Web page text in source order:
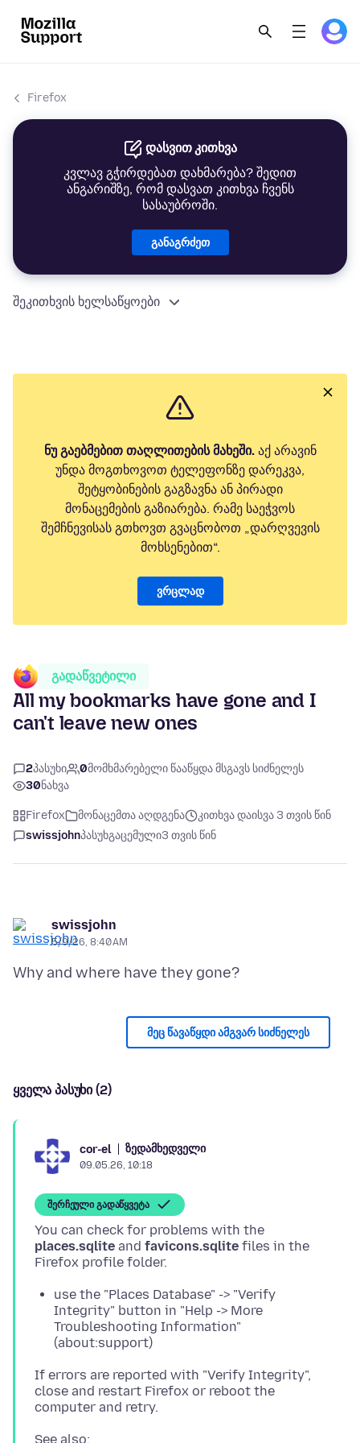
Firefox
დასვით კითხვა
კვლავ გჭირდებათ დახმარება? შედით
ანგარიშზე, რომ დასვათ კითხვა ჩვენს
სასაუბროში.
განაგრძეთ
შეკითხვის ხელსაწყოები
ნუ გაებმებით თაღლითების მახეში.აქ არავინ
უნდა მოგთხოვოთ ტელეფონზე დარეკვა,
შეტყობინების გაგზავნა ან პირადი
მონაცემების გაზიარება. რამე საეჭვოს
შემჩნევისას გთხოვთ გვაცნობოთ „დარღვევის
მოხსენებით“.
ვრცლად
გადაწვეტილი
All my bookmarks have gone and I
can't leave new ones
2პასუხი 0მომხმარებელი წააწყდა მსგავს სიძნელეს
30ნახვა
Firefox მონაცემთა აღდგენა
კითხვა დაისვა 3 თვის წინ
swissjohnპასუხგაცემული3 თვის წინ
swissjohn
5/9/26, 8:40 AM
მეც წავაწყდი ამგვარ სიძნელეს
ყველა პასუხი (2)
cor-el ზედამხედველი
09.05.26, 10:18
შერჩეული გადაწყვეტა
You can check for problems with the
places.sqlite and favicons.sqlite files in the
use the "Places Database" -> "Verify
Integrity" button in "Help -> More
Troubleshooting Information"
(about:support)
If errors are reported with "Verify Integrity",
close and restart Firefox or reboot the